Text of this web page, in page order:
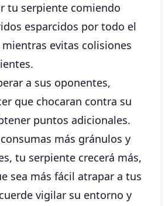
tu serpiente comiendo
esparcidos por todo el
evitas colisiones
a sus oponentes,
que chocaran contra su
puntos adicionales.
más gránulos y
tu serpiente crecerá más,
sea más fácil atrapar a tus
vigilar su entorno y